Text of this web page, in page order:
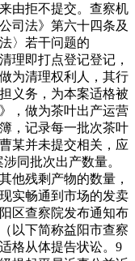
由拒不提交。查察机
司法》第六十四条及
〉若干问题的
理即打点登记登记，
为清理权利人，其行
义务，为本案适格被
，做为茶叶出产运营
，记录每一批次茶叶
某并未提交相关，应
同批次出产数量。
他残剩产物的数量，
实畅通到市场的发卖
区查察院发布通知布
以下简称益阳市查察
格从体提告状讼。9